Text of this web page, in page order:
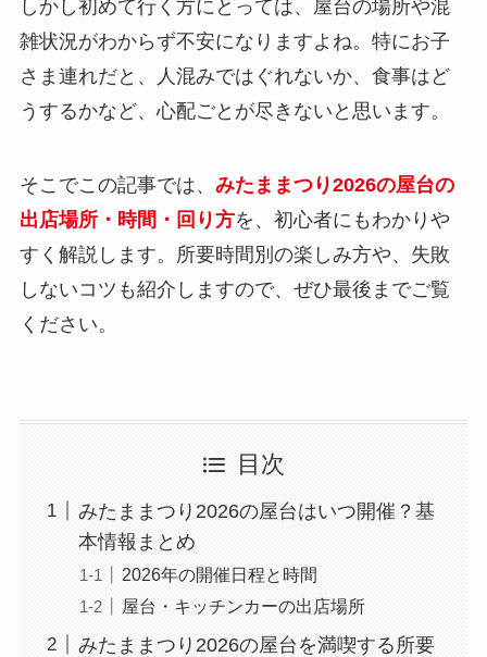
しかし初めて行く方にとっては、屋台の場所や混
雑状況がわからず不安になりますよね。特にお子
さま連れだと、人混みではぐれないか、食事はど
うするかなど、心配ごとが尽きないと思います。
そこでこの記事では、 みたままつり2026の屋台の
出店場所・時間・回り方を、初心者にもわかりや
すく解説します。所要時間別の楽しみ方や、失敗
しないコツも紹介しますので、ぜひ最後までご覧
ください。
目次
みたままつり2026の屋台はいつ開催？基
本情報まとめ
2026年の開催日程と時間
屋台・キッチンカーの出店場所
みたままつり2026の屋台を満喫する所要